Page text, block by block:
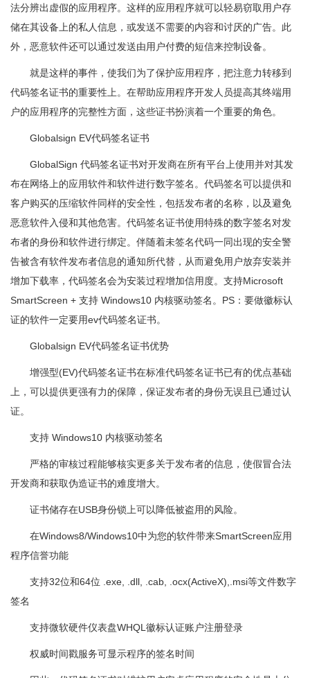
法分辨出虚假的应用程序。这样的应用程序就可以轻易窃取用户存
储在其设备上的私人信息，或发送不需要的内容和讨厌的广告。此
外，恶意软件还可以通过发送由用户付费的短信来控制设备。
就是这样的事件，使我们为了保护应用程序，把注意力转移到
代码签名证书的重要性上。在帮助应用程序开发人员提高其终端用
户的应用程序的完整性方面，这些证书扮演着一个重要的角色。
Globalsign EV代码签名证书
GlobalSign 代码签名证书对开发商在所有平台上使用并对其发
布在网络上的应用软件和软件进行数字签名。代码签名可以提供和
客户购买的压缩软件同样的安全性，包括发布者的名称，以及避免
恶意软件入侵和其他危害。代码签名证书使用特殊的数字签名对发
布者的身份和软件进行绑定。伴随着未签名代码一同出现的安全警
告被含有软件发布者信息的通知所代替，从而避免用户放弃安装并
增加下载率，代码签名会为安装过程增加信用度。支持Microsoft
SmartScreen + 支持 Windows10 内核驱动签名。PS：要做徽标认
证的软件一定要用ev代码签名证书。
Globalsign EV代码签名证书优势
增强型(EV)代码签名证书在标准代码签名证书已有的优点基础
上，可以提供更强有力的保障，保证发布者的身份无误且已通过认
证。
支持 Windows10 内核驱动签名
严格的审核过程能够核实更多关于发布者的信息，使假冒合法
开发商和获取伪造证书的难度增大。
证书储存在USB身份锁上可以降低被盗用的风险。
在Windows8/Windows10中为您的软件带来SmartScreen应用
程序信誉功能
支持32位和64位 .exe, .dll, .cab, .ocx(ActiveX),.msi等文件数字
签名
支持微软硬件仪表盘WHQL徽标认证账户注册登录
权威时间戳服务可显示程序的签名时间